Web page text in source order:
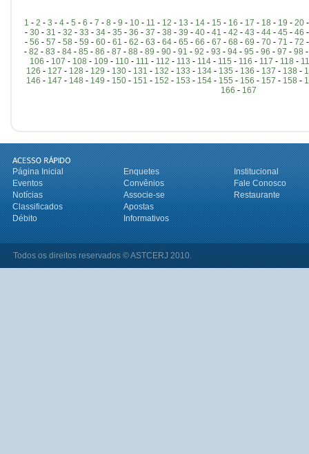
1 - 2 - 3 - 4 - 5 - 6 - 7 - 8 - 9 - 10 - 11 - 12 - 13 - 14 - 15 - 16 - 17 - 18 - 19 - 20
- 30- 31 - 32 - 33 - 34- 35 - 36 - 37 - 38 - 39 - 40- 41 - 42 - 43 - 44- 45 - 46
- 56 - 57 - 58 - 59 - 60- 61 - 62 - 63 - 64- 65 - 66 - 67 - 68 - 69 - 70- 71 - 72
- 82 - 83 - 84 - 85 - 86 - 87 - 88 - 89 - 90 - 91 - 92 - 93 - 94 - 95 - 96 - 97 - 98
106 - 107 - 108 - 109 - 110 - 111 - 112 - 113 - 114 - 115 - 116 - 117 - 118 -
126 - 127 - 128 - 129 - 130- 131 - 132 - 133 - 134- 135 - 136 - 137 - 138 -
146 - 147 - 148 - 149 - 150- 151 - 152 - 153 - 154- 155 - 156 - 157 - 158 -
166 - 167
Página Inicial Enquetes
Institucional
Eventos
Convênios
Fale Conosco
Notícias
Associe-se
Restaurante
Classificados
Apostas
Débito
Informativos
Todos os direitos reservados © ASTCERJ 2010.